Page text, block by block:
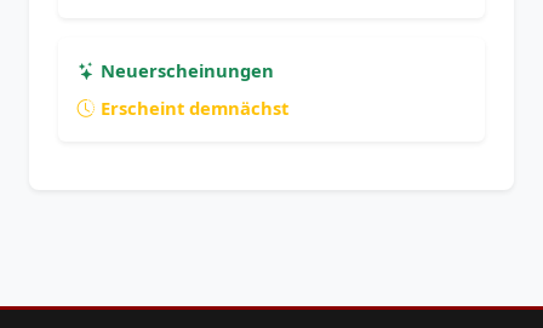
Neuerscheinungen
Erscheint demnächst